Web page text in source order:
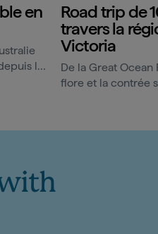
en
la
Road trip de
travers la
Victoria
De la Great Ocean
flore et la contrée